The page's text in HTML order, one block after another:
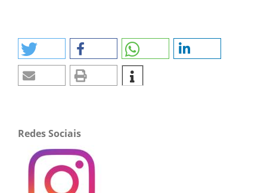
Redes Sociais